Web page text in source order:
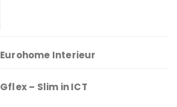
Eurohome Interieur
Gflex – Slim in ICT